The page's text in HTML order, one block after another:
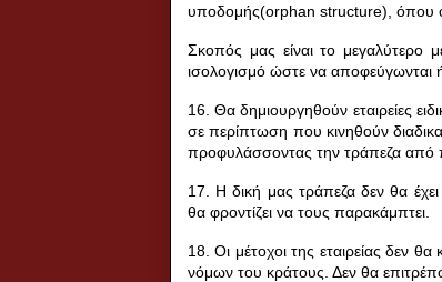
υποδομής(orphan structure), όπου
Σκοπός μας είναι το μεγαλύτερο
ισολογισμό ώστε να αποφεύγωνται
16. Θα δημιουργηθούν εταιρείες
σε περίπτωση που κινηθούν
προφυλάσσοντας την τράπεζα από
17. Η δική μας τράπεζα δεν θα
θα φροντίζει να τους παρακάμπτει.
18. Οι μέτοχοι της εταιρείας δεν
νόμων του κράτους. Δεν θα